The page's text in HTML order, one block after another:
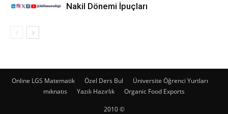
Nakil Dönemi İpuçları
Online LGS Matematik Özel Ders Bul
Üniversite Öğrenci Yurtları
mıknatıs
Yazılı Hazırlık Organic Food Exports
2010 ©